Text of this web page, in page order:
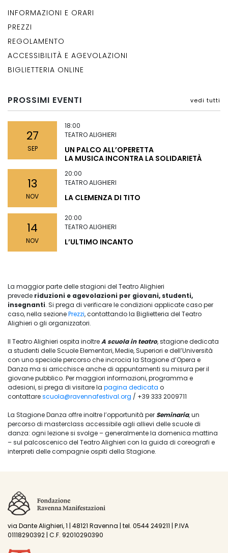
INFORMAZIONI E ORARI
PREZZI
REGOLAMENTO
ACCESSIBILITÀ E AGEVOLAZIONI
BIGLIETTERIA ONLINE
PROSSIMI EVENTI vedi tutti
27
SEP
18:00
TEATRO ALIGHIERI
UN PALCO ALL’OPERETTA
LA MUSICA INCONTRA LA SOLIDARIETÀ
13
NOV
20:00
TEATRO ALIGHIERI
LA CLEMENZA DI TITO
14
NOV
20:00
TEATRO ALIGHIERI
L’ULTIMO INCANTO
La maggior parte delle stagioni del Teatro Alighieri
prevede riduzioni e agevolazioni per giovani, studenti,
insegnanti. Si prega di verificare le condizioni applicate caso per
caso, nella sezionePrezzi, contattando la Biglietteria del Teatro
Alighieri o gli organizzatori.
Il Teatro Alighieri ospita inoltreA scuola in teatro, stagione dedicata
a studenti delle Scuole Elementari, Medie, Superiori e dell’Università
con uno speciale percorso che incrocia la Stagione d’Opera e
Danza ma si arricchisce anche di appuntamenti su misura per il
giovane pubblico. Per maggiori informazioni, programma e
adesioni, si prega di visitare la pagina dedicata o
contattarescuola@ravennafestival.org / +39 333 2009711
La Stagione Danza offre inoltre l’opportunità per Seminaria, un
percorso di masterclass accessibile agli allievi delle scuole di
danza: ogni lezione si svolge – generalmente la domenica mattina
– sul palcoscenico del Teatro Alighieri con la guida di coreografi e
interpreti delle compagnie ospiti della Stagione.
via Dante Alighieri, 1 | 48121 Ravenna | tel. 0544 249211 | P.IVA
01118290392 | C.F. 92010290390